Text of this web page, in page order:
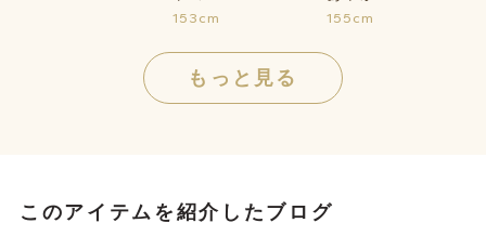
153cm 155cm
もっと見る
このアイテムを紹介したブログ